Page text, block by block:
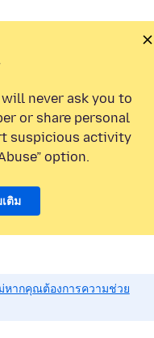
will never ask you to
or share personal
suspicious activity
option.
ติม
หากคุณต้องการความช่วย